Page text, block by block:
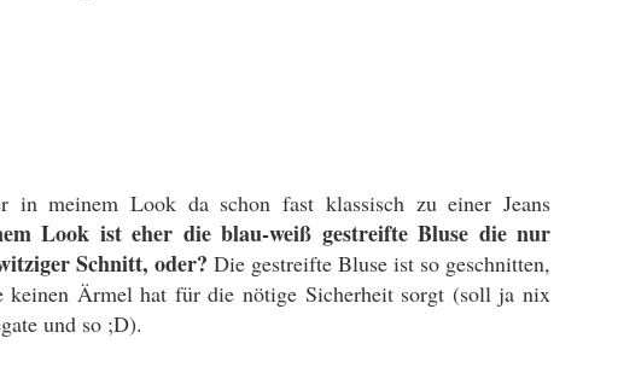
in meinem Look da schon fast klassisch zu einer Jeans
Look ist eher die blau-weiß gestreifte Bluse die nur
Schnitt, oder? Die gestreifte Bluse ist so geschnitten,
keinen Ärmel hat für die nötige Sicherheit sorgt (soll ja nix
und so ;D).